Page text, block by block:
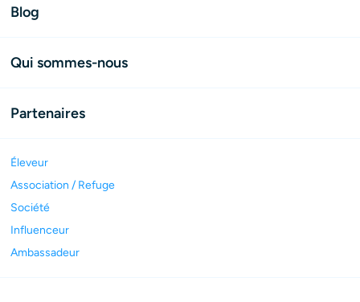
Blog
Qui sommes-nous
Partenaires
Éleveur
Association / Refuge
Société
Influenceur
Ambassadeur